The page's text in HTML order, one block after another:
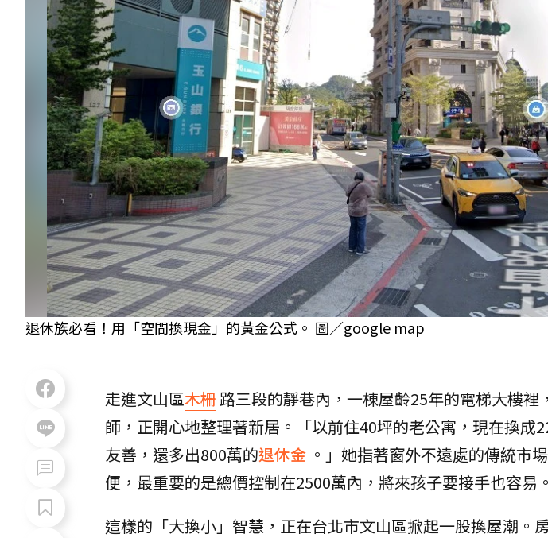
退休族必看！用「空間換現金」的黃金公式。 圖／google map
走進文山區木柵 路三段的靜巷內，一棟屋齡25年的電梯大樓裡
師，正開心地整理著新居。「以前住40坪的老公寓，現在換成
友善，還多出800萬的退休金 。」她指著窗外不遠處的傳統市
便，最重要的是總價控制在2500萬內，將來孩子要接手也容易。
這樣的「大換小」智慧，正在台北市文山區掀起一股換屋潮。